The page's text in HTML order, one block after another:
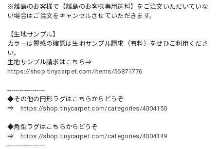
※離島のお客様で【離島のお客様専用送料】をご注文いただいていな
い場合はご注文をキャンセルさせていただきます。
【生地サンプル】
カラーは質感の確認は生地サンプル請求（有料）をぜひご利用くださ
い。
生地サンプル請求はこちら⇒
https://shop.tinycarpet.com/items/56871776
------------------
◆その他の円形ラグはこちらからどうぞ
⇒
https://shop.tinycarpet.com/categories/4004150
◆角型ラグはこちらからどうぞ
⇒
https://shop.tinycarpet.com/categories/4004149
------------------